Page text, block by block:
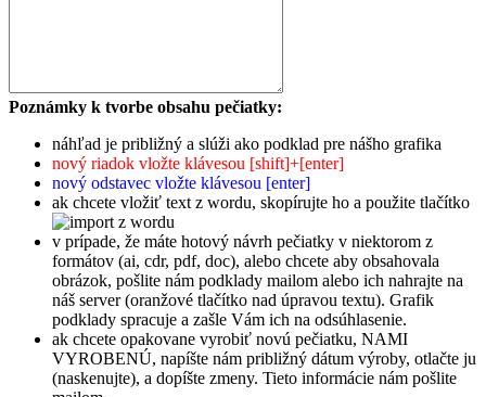
Poznámky k tvorbe obsahu pečiatky:
náhľad je približný a slúži ako podklad pre nášho grafika
nový riadok vložte klávesou [shift]+[enter]
nový odstavec vložte klávesou [enter]
ak chcete vložiť text z wordu, skopírujte ho a použite tlačítko
v prípade, že máte hotový návrh pečiatky v niektorom z
formátov (ai, cdr, pdf, doc), alebo chcete aby obsahovala
obrázok, pošlite nám podklady mailom alebo ich nahrajte na
náš server (oranžové tlačítko nad úpravou textu). Grafik
podklady spracuje a zašle Vám ich na odsúhlasenie.
ak chcete opakovane vyrobiť novú pečiatku, NAMI
VYROBENÚ, napíšte nám približný dátum výroby, otlačte ju
(naskenujte), a dopíšte zmeny. Tieto informácie nám pošlite